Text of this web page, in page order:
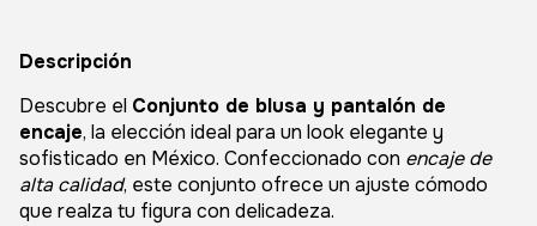
Descripción
Descubre el Conjunto de blusa y pantalón de
encaje, la elección ideal para un look elegante y
sofisticado en México. Confeccionado con encaje de
alta calidad, este conjunto ofrece un ajuste cómodo
que realza tu figura con delicadeza.